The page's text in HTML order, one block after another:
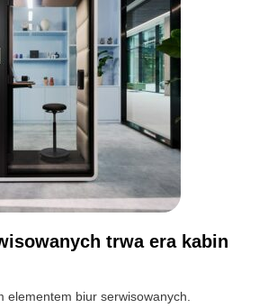
trwa era kabin
elementem biur serwisowanych.